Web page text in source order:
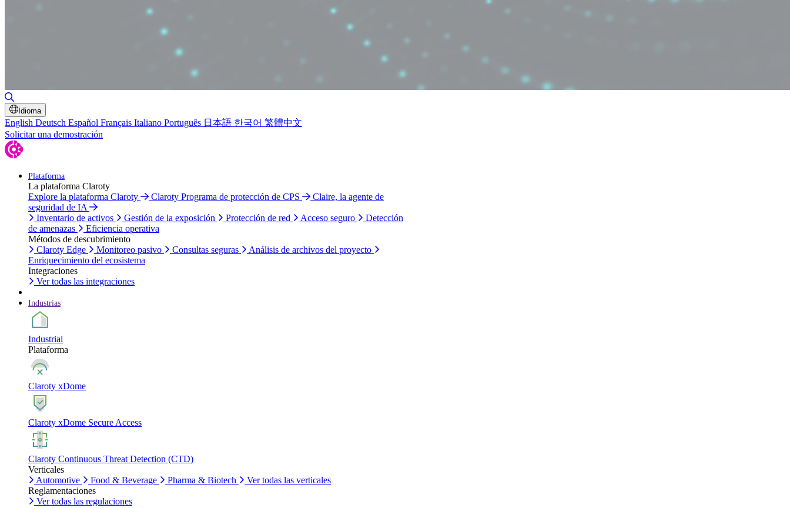
Idioma
English Deutsch Español Français Italiano Português 日本語 한국어 繁體中文
Solicitar una demostración
Plataforma
La plataforma Claroty
Explore la plataforma Claroty
Claroty Programa de protección de CPS
Claire, la agente de
seguridad de IA
Inventario de activos
Gestión de la exposición Protección de red Acceso seguro
Detección
de amenazas
Eficiencia operativa
Métodos de descubrimiento
Claroty Edge
Monitoreo pasivo Consultas seguras
Análisis de archivos del proyecto
Enriquecimiento del ecosistema
Integraciones
Ver todas las integraciones
Industrias
Industrial
Plataforma
Claroty xDome
Claroty xDome Secure Access
Claroty Continuous Threat Detection (CTD)
Verticales
Automotive
Food & Beverage Pharma & Biotech
Ver todas las verticales
Reglamentaciones
Ver todas las regulaciones